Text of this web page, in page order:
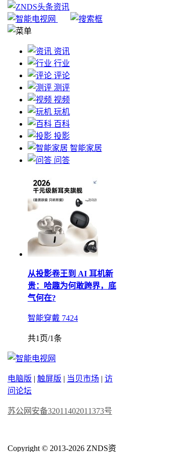
资讯
行业
评论
测评
视频
玩机
百科
投影
智能家居
问答
从投影卷王到 AI 耳机新
贵：哈趣为何敢跨界，底
气何在?
智能穿戴 7424
共1页/1条
电脑版 | 触屏版 | 当贝市场 | 访
问论坛
苏公网安备32011402011373号
Copyright © 2013-2026 ZNDS资